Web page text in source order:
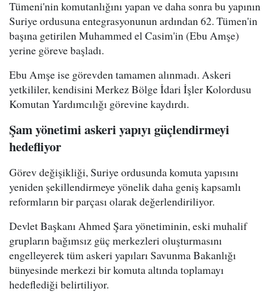
Tümeni'nin komutanlığını yapan ve daha sonra bu yapının
Suriye ordusuna entegrasyonunun ardından 62. Tümen'in
başına getirilen Muhammed el Casim'in (Ebu Amşe)
yerine göreve başladı.
Ebu Amşe ise görevden tamamen alınmadı. Askeri
yetkililer, kendisini Merkez Bölge İdari İşler Kolordusu
Komutan Yardımcılığı görevine kaydırdı.
Şam yönetimi askeri yapıyı güçlendirmeyi
hedefliyor
Görev değişikliği, Suriye ordusunda komuta yapısını
yeniden şekillendirmeye yönelik daha geniş kapsamlı
reformların bir parçası olarak değerlendiriliyor.
Devlet Başkanı Ahmed Şara yönetiminin, eski muhalif
grupların bağımsız güç merkezleri oluşturmasını
engelleyerek tüm askeri yapıları Savunma Bakanlığı
bünyesinde merkezi bir komuta altında toplamayı
hedeflediği belirtiliyor.